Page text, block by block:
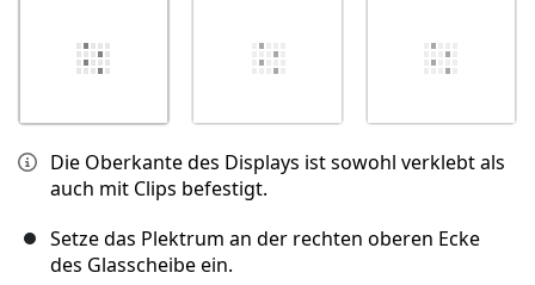
Die Oberkante des Displays ist sowohl verklebt als
auch mit Clips befestigt.
Setze das Plektrum an der rechten oberen Ecke
des Glasscheibe ein.